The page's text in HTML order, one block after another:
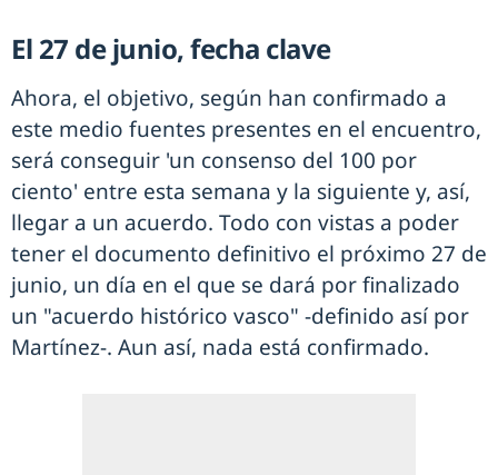
El 27 de junio, fecha clave
Ahora, el objetivo, según han confirmado a
este medio fuentes presentes en el encuentro,
será conseguir 'un consenso del 100 por
ciento' entre esta semana y la siguiente y, así,
llegar a un acuerdo. Todo con vistas a poder
tener el documento definitivo el próximo 27 de
junio, un día en el que se dará por finalizado
un "acuerdo histórico vasco" -definido así por
Martínez-. Aun así, nada está confirmado.